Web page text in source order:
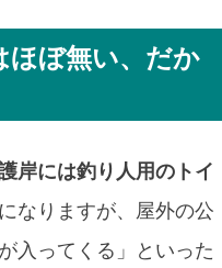
ぼ無い、だか
岸には釣り人用のトイ
なりますが、屋外の公
入ってくる」といった